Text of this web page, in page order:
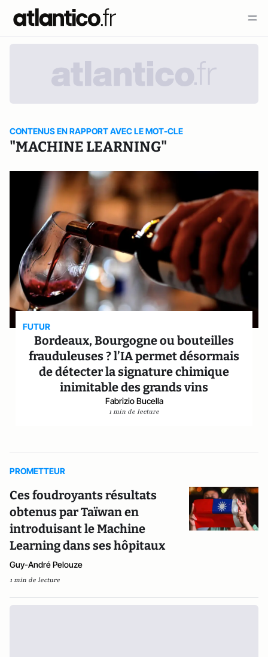
CONTENUS EN RAPPORT AVEC LE MOT-CLE
"MACHINE LEARNING"
FUTUR
Bordeaux, Bourgogne ou bouteilles
frauduleuses ? l’IA permet désormais
de détecter la signature chimique
inimitable des grands vins
Fabrizio Bucella
1 min de lecture
PROMETTEUR
Ces foudroyants résultats
obtenus par Taïwan en
introduisant le Machine
Learning dans ses hôpitaux
Guy-André Pelouze
1 min de lecture